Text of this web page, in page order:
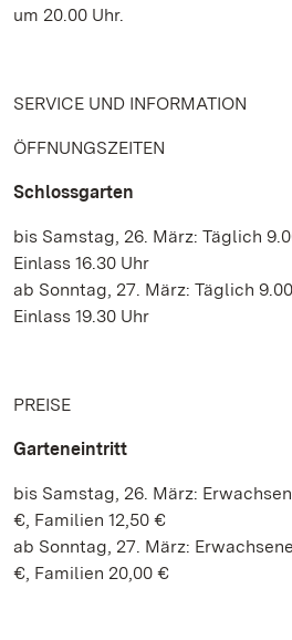
um 20.00 Uhr.
SERVICE UND INFORMATION
ÖFFNUNGSZEITEN
Schlossgarten
bis Samstag, 26. März: Täglich
Einlass 16.30 Uhr
ab Sonntag, 27. März: Täglich
Einlass 19.30 Uhr
PREISE
Garteneintritt
bis Samstag, 26. März:
€, Familien 12,50 €
ab Sonntag, 27. März:
€, Familien 20,00 €